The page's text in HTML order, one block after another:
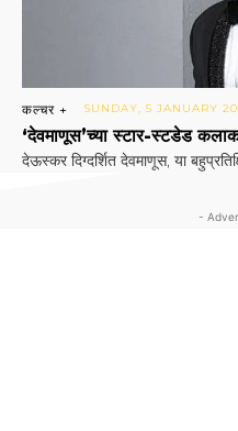
कल्चर + SUNDAY, 5 JANUARY
‘देवमाणूस’च्या स्टार-स्टडेड
देऊस्कर दिग्दर्शित देवमाणूस, या
-